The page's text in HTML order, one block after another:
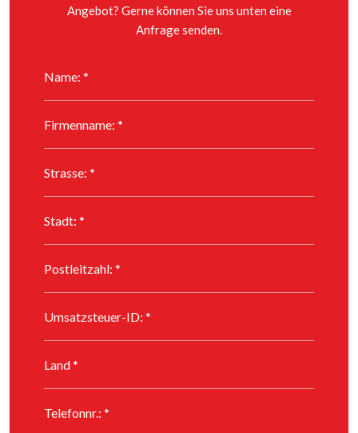
Angebot? Gerne können Sie uns unten eine
Anfrage senden.